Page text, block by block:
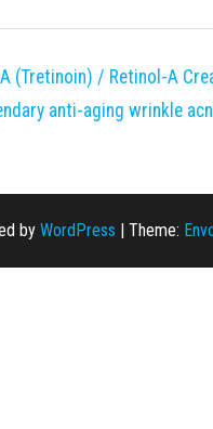
(Tretinoin) / Retinol-A
anti-aging wrinkle
by WordPress | Theme: